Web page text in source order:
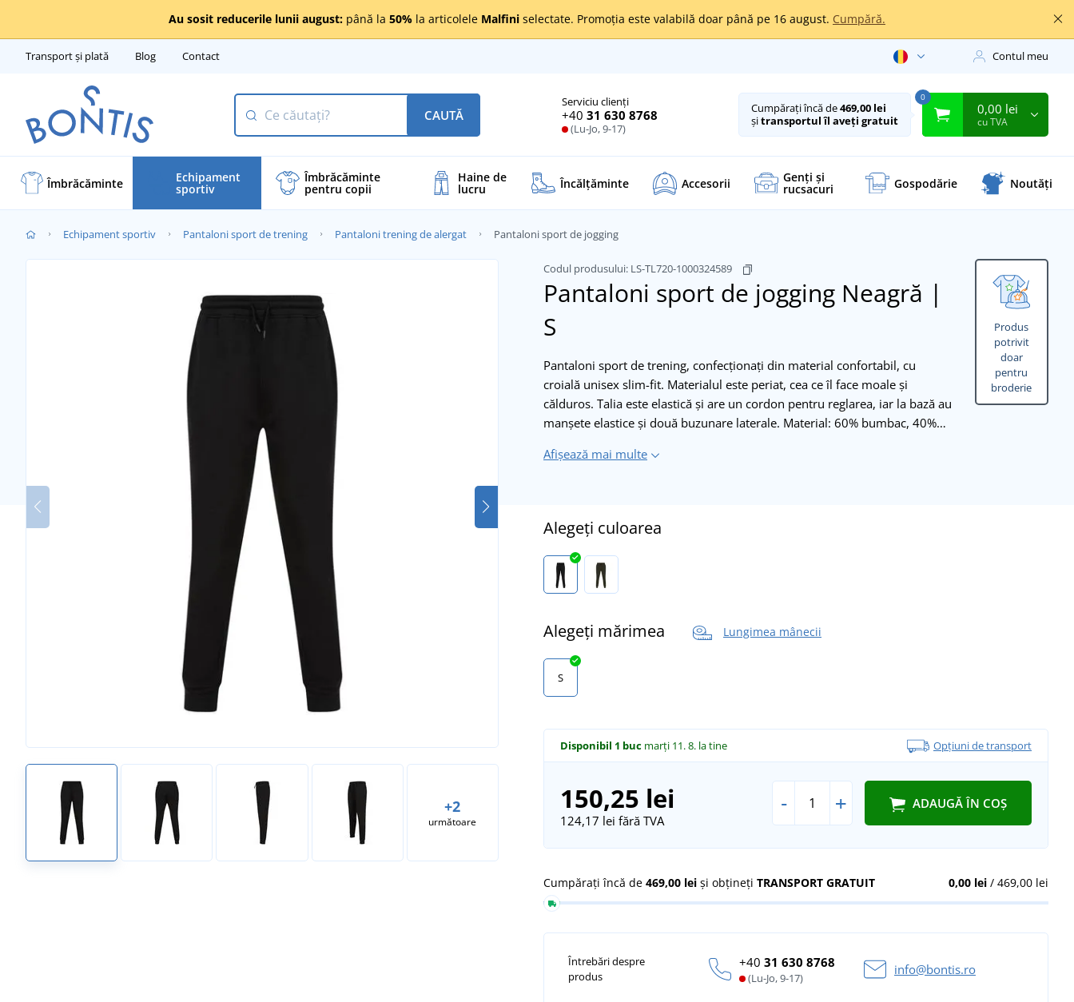
Au sosit reducerile lunii august: până la 50% la articolele Malfini selectate. Promoția este valabilă doar până pe 16 august. Cumpără.
Transport și plată Blog Contact Contul meu
Serviciu clienți
+40 31 630 8768
(Lu-Jo, 9-17)
CAUTĂ Cumpărați încă de469,00 lei
șitransportul îl aveți gratuit
0
0,00 lei
cu TVA
Îmbrăcăminte Echipament
sportiv
Îmbrăcăminte
pentru copii
Haine de
lucru Încălţăminte Accesorii Genți și
rucsacuri Gospodărie Noutăți
Echipament sportiv Pantaloni sport de trening Pantaloni trening de alergat Pantaloni sport de jogging
Produs
potrivit
doar
pentru
broderie
Codul produsului: LS-TL720-1000324589
Pantaloni sport de jogging Neagră |
S
+2
următoare
Pantaloni sport de trening, confecționați din material confortabil, cu
croială unisex slim-fit. Materialul este periat, cea ce îl face moale și
călduros. Talia este elastică și are un cordon pentru reglarea, iar la bază au
manșete elastice și două buzunare laterale. Material: 60% bumbac, 40%…
Afișează mai multe
Alegeți culoarea
Alegeți mărimea Lungimea mânecii
S
Disponibil 1 buc marți 11. 8. la tine Opțiuni de transport
150,25 lei
124,17 lei fără TVA
- + ADAUGĂ ÎN COȘ
0,00 lei/ 469,00 lei
Cumpărați încă de 469,00 lei și obțineți TRANSPORT GRATUIT
Întrebări despre
produs
+40 31 630 8768
(Lu-Jo, 9-17)
info@bontis.ro